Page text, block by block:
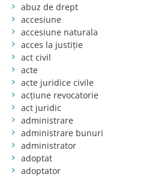
abuz de drept
accesiune
accesiune naturala
acces la justiție
act civil
acte
acte juridice civile
acțiune revocatorie
act juridic
administrare
administrare bunuri
administrator
adoptat
adoptator